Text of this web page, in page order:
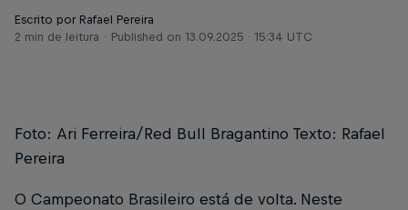
Escrito por Rafael Pereira
2 min de leitura
Published on 13.09.2025 · 15:34 UTC
Foto: Ari Ferreira/Red Bull Bragantino Texto: Rafael
Pereira
O Campeonato Brasileiro está de volta. Neste